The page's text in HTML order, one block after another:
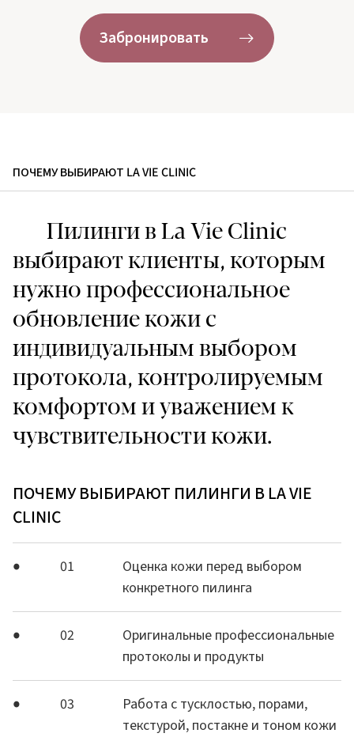
Забронировать
ПОЧЕМУ ВЫБИРАЮТ LA VIE CLINIC
Пилинги в La Vie Clinic
выбирают клиенты, которым
нужно профессиональное
обновление кожи с
индивидуальным выбором
протокола, контролируемым
комфортом и уважением к
чувствительности кожи.
ПОЧЕМУ ВЫБИРАЮТ ПИЛИНГИ В LA VIE
CLINIC
01
Оценка кожи перед выбором
конкретного пилинга
02
Оригинальные профессиональные
протоколы и продукты
03
Работа с тусклостью, порами,
текстурой, постакне и тоном кожи